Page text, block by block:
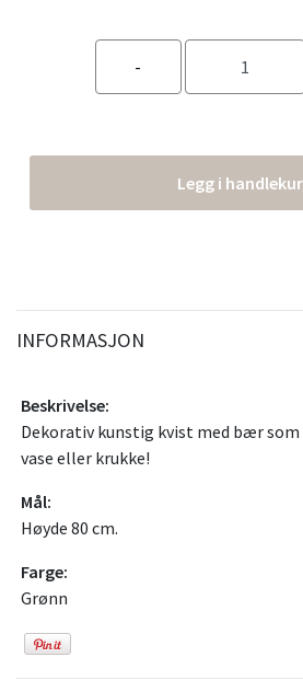
Legg i
INFORMASJON
Beskrivelse:
Dekorativ kunstig kvist med bær som
vase eller krukke!
Mål:
Høyde 80 cm.
Farge:
Grønn